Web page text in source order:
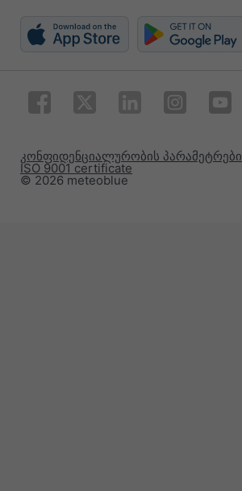
© 2026 meteoblue
ISO 9001 certificate
კონფიდენციალურობის პარამეტრები